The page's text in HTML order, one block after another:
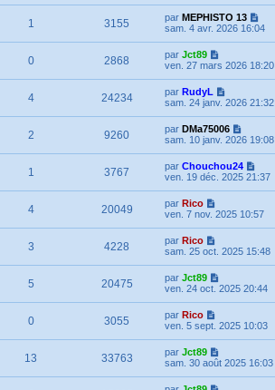
1 3155 par MEPHISTO 13
sam. 4 avr. 2026 16:04
0 2868 par Jct89
ven. 27 mars 2026 18:20
4 24234 par RudyL
sam. 24 janv. 2026 21:32
2 9260 par DMa75006
sam. 10 janv. 2026 19:08
1 3767 par Chouchou24
ven. 19 déc. 2025 21:37
4 20049 par Rico
ven. 7 nov. 2025 10:57
3 4228 par Rico
sam. 25 oct. 2025 15:48
5 20475 par Jct89
ven. 24 oct. 2025 20:44
0 3055 par Rico
ven. 5 sept. 2025 10:03
13 33763 par Jct89
sam. 30 août 2025 16:03